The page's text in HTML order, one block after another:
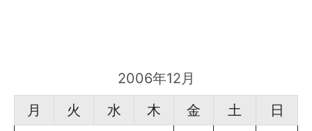
2006年12月
月
火 水 木 金 土
日